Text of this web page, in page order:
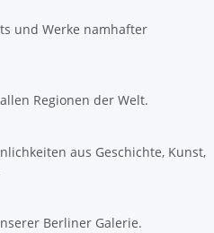
und Werke namhafter
Regionen der Welt.
aus Geschichte, Kunst,
Berliner Galerie.